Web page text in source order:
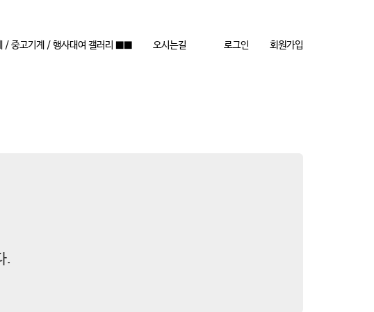
/ 중고기계 / 행사대여 갤러리 ■■ 오시는길 로그인 회원가입
.